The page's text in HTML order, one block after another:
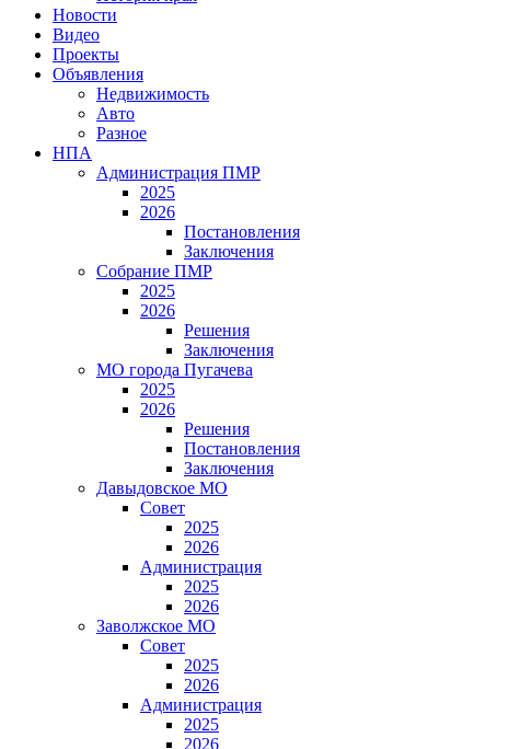
Новости
Видео
Проекты
Объявления
Недвижимость
Авто
Разное
НПА
Администрация ПМР
2025
2026
Постановления
Заключения
Собрание ПМР
2025
2026
Решения
Заключения
МО города Пугачева
2025
2026
Решения
Постановления
Заключения
Давыдовское МО
Совет
2025
2026
Администрация
2025
2026
Заволжское МО
Совет
2025
2026
Администрация
2025
2026